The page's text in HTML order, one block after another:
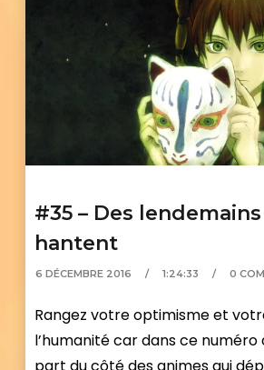
#35 – Des
hantent
6 DÉCEMBRE 2016 1:24:33 0
Rangez votre optimisme et
l’humanité car dans ce numéro